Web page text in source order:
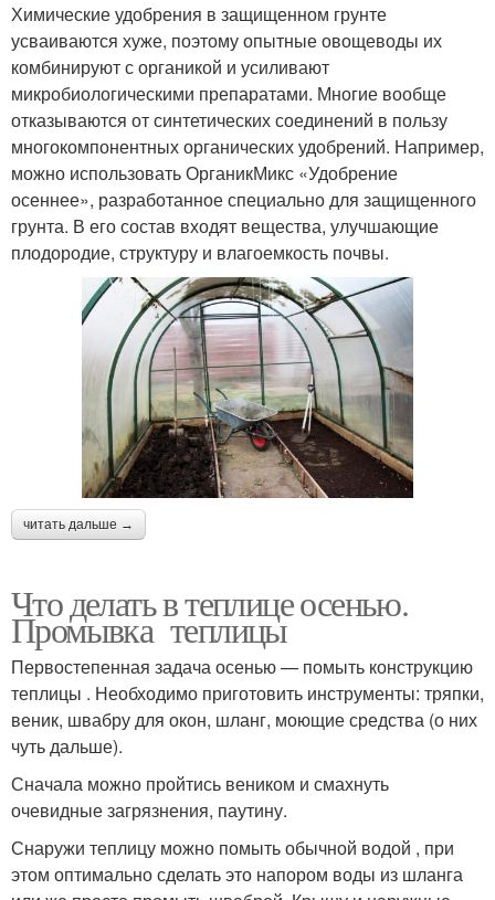
Химические удобрения в защищенном грунте
усваиваются хуже, поэтому опытные овощеводы их
комбинируют с органикой и усиливают
микробиологическими препаратами. Многие вообще
отказываются от синтетических соединений в пользу
многокомпонентных органических удобрений. Например,
можно использовать ОрганикМикс «Удобрение
осеннее», разработанное специально для защищенного
грунта. В его состав входят вещества, улучшающие
плодородие, структуру и влагоемкость почвы.
читать дальше →
Что делать в теплице осенью.
Промывка теплицы
Первостепенная задача осенью — помыть конструкцию
теплицы . Необходимо приготовить инструменты: тряпки,
веник, швабру для окон, шланг, моющие средства (о них
чуть дальше).
Сначала можно пройтись веником и смахнуть
очевидные загрязнения, паутину.
Снаружи теплицу можно помыть обычной водой , при
этом оптимально сделать это напором воды из шланга